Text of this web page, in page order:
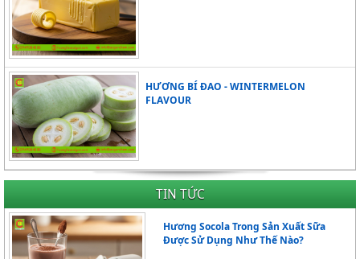
HƯƠNG BÍ ĐAO - WINTERMELON
FLAVOUR
TIN TỨC
Hương Socola Trong Sản Xuất Sữa
Được Sử Dụng Như Thế Nào?